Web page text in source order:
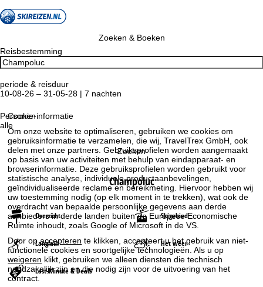
Cookie-informatie
Om onze website te optimaliseren, gebruiken we cookies om
gebruiksinformatie te verzamelen, die wij, TravelTrex GmbH, ook
delen met onze partners. Gebruiksprofielen worden aangemaakt
op basis van uw activiteiten met behulp van eindapparaat- en
browserinformatie. Deze gebruiksprofielen worden gebruikt voor
statistische analyse, individuele productaanbevelingen,
geïndividualiseerde reclame en bereikmeting. Hiervoor hebben wij
uw toestemming nodig (op elk moment in te trekken), wat ook de
overdracht van bepaalde persoonlijke gegevens aan derde
aanbieders in derde landen buiten de Europese Economische
Ruimte inhoudt, zoals Google of Microsoft in de VS.
Door opaccepteren te klikken, accepteert u het gebruik van niet-
functionele cookies en soortgelijke technologieën. Als u op
weigeren klikt, gebruiken we alleen diensten die technisch
noodzakelijk zijn en die nodig zijn voor de uitvoering van het
contract.
Zoeken & Boeken
Reisbestemming
periode & reisduur
10-08-26 – 31-05-28 | 7 nachten
Personen
alle
Zoeken
Champoluc
Overzicht Skigebied
Langlauf Het weer
Last-Minute & Deals